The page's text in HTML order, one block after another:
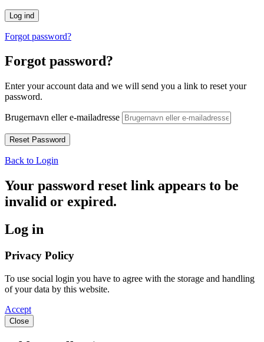
Forgot password?
Forgot password?
Enter your account data and we will send you a link to reset your
password.
Brugernavn eller e-mailadresse
Back to Login
Your password reset link appears to be
invalid or expired.
Log in
Privacy Policy
To use social login you have to agree with the storage and handling
of your data by this website.
Accept
Close